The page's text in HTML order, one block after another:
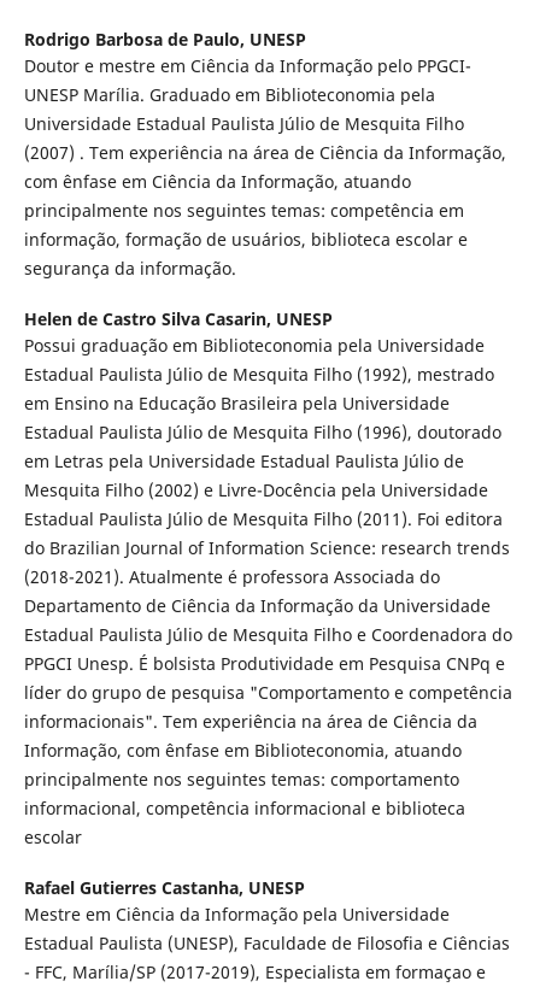
Rodrigo Barbosa de Paulo, UNESP
Doutor e mestre em Ciência da Informação pelo PPGCI-
UNESP Marília. Graduado em Biblioteconomia pela
Universidade Estadual Paulista Júlio de Mesquita Filho
(2007) . Tem experiência na área de Ciência da Informação,
com ênfase em Ciência da Informação, atuando
principalmente nos seguintes temas: competência em
informação, formação de usuários, biblioteca escolar e
segurança da informação.
Helen de Castro Silva Casarin, UNESP
Possui graduação em Biblioteconomia pela Universidade
Estadual Paulista Júlio de Mesquita Filho (1992), mestrado
em Ensino na Educação Brasileira pela Universidade
Estadual Paulista Júlio de Mesquita Filho (1996), doutorado
em Letras pela Universidade Estadual Paulista Júlio de
Mesquita Filho (2002) e Livre-Docência pela Universidade
Estadual Paulista Júlio de Mesquita Filho (2011). Foi editora
do Brazilian Journal of Information Science: research trends
(2018-2021). Atualmente é professora Associada do
Departamento de Ciência da Informação da Universidade
Estadual Paulista Júlio de Mesquita Filho e Coordenadora do
PPGCI Unesp. É bolsista Produtividade em Pesquisa CNPq e
líder do grupo de pesquisa "Comportamento e competência
informacionais". Tem experiência na área de Ciência da
Informação, com ênfase em Biblioteconomia, atuando
principalmente nos seguintes temas: comportamento
informacional, competência informacional e biblioteca
escolar
Rafael Gutierres Castanha, UNESP
Mestre em Ciência da Informação pela Universidade
Estadual Paulista (UNESP), Faculdade de Filosofia e Ciências
- FFC, Marília/SP (2017-2019), Especialista em formaçao e